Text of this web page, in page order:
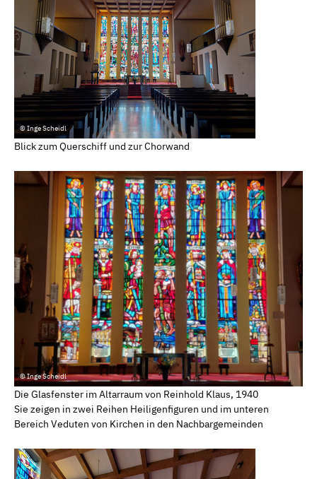
© Inge Scheidl
Blick zum Querschiff und zur Chorwand
© Inge Scheidl
Die Glasfenster im Altarraum von Reinhold Klaus, 1940
Sie zeigen in zwei Reihen Heiligenfiguren und im unteren
Bereich Veduten von Kirchen in den Nachbargemeinden